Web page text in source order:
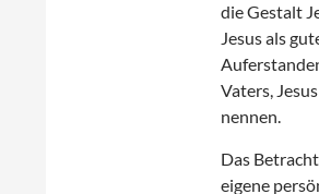
die Gestalt
Jesus als
Vaters,
nennen.
Das
eigene